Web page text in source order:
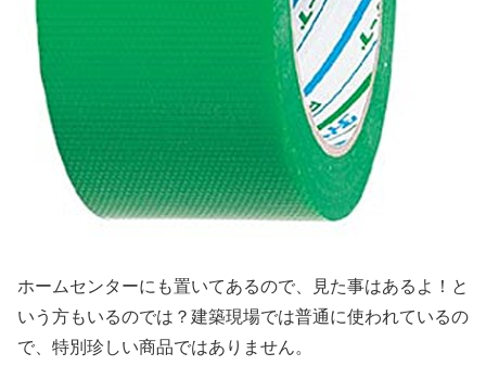
ホームセンターにも置いてあるので、見た事はあるよ！と
いう方もいるのでは？建築現場では普通に使われているの
で、特別珍しい商品ではありません。